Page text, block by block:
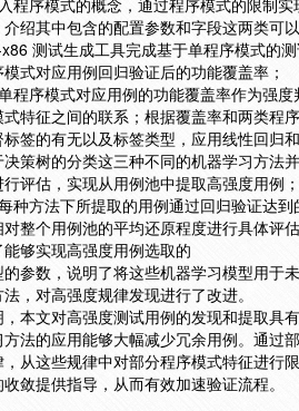
入程序模式的概念，通过程序模式的限制
介绍其中包含的配置参数和字段这两类可
测试生成工具完成基于单程序模式的
式对应用例回归验证后的功能覆盖率；
单程序模式对应用例的功能覆盖率作为强
特征之间的联系；根据覆盖率和两类程
签的有无以及标签类型，应用线性回归
策树的分类这三种不同的机器学习方法
评估，实现从用例池中提取高强度用例；
每种方法下所提取的用例通过回归验证达
整个用例池的平均还原程度进行具体评
够实现高强度用例选取的
参数，说明了将这些机器学习模型用于
，对高强度规律发现进行了改进。
本文对高强度测试用例的发现和提取具
法的应用能够大幅减少冗余用例。通过
从这些规律中对部分程序模式特征进行
敛提供指导，从而有效加速验证流程。